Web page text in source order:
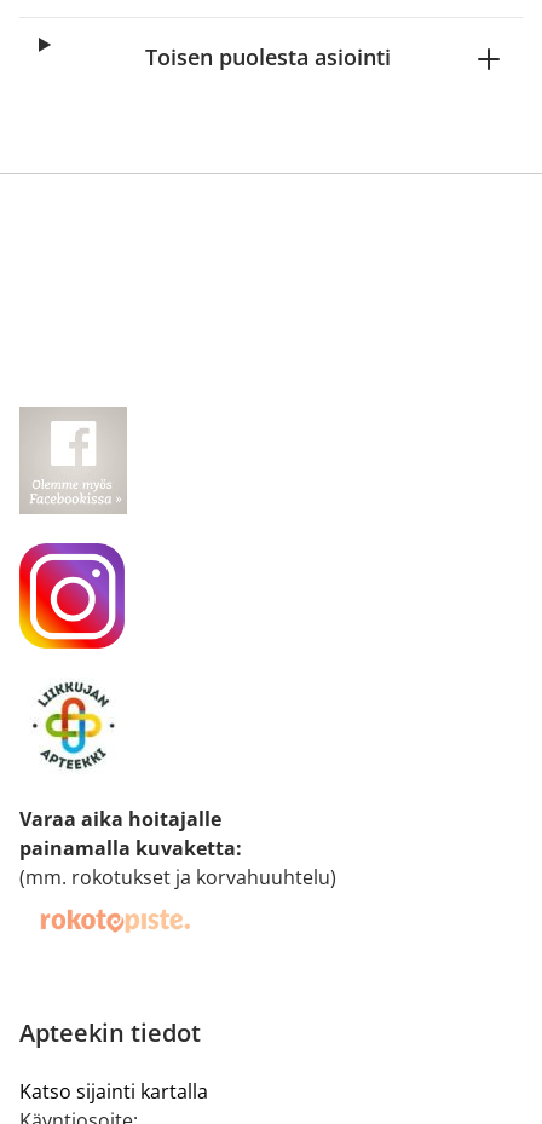
Toisen puolesta asiointi
Varaa aika hoitajalle
painamalla kuvaketta:
(mm. rokotukset ja korvahuuhtelu)
Apteekin tiedot
Katso sijainti kartalla